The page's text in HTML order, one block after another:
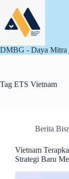
content
DMBG - Daya Mitra
Tag ETS Vietnam
Berita
Vietnam
Strategi Baru